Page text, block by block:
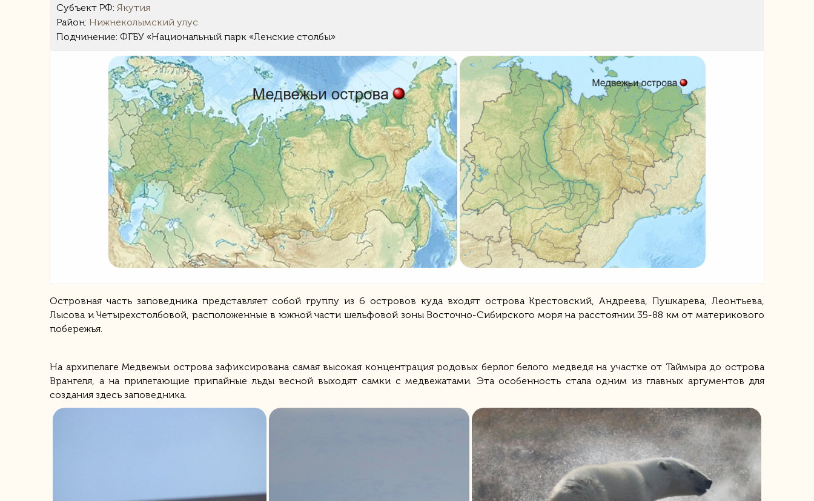
Субъект РФ: Якутия
Район: Нижнеколымский улус
Подчинение: ФГБУ «Национальный парк «Ленские столбы»
Островная часть заповедника представляет собой группу из 6 островов куда входят острова Крестовский, Андреева, Пушкарева, Леонтьева,
Лысова и Четырехстолбовой, расположенные в южной части шельфовой зоны Восточно-Сибирского моря на расстоянии 35-88 км от материкового
побережья.
На архипелаге Медвежьи острова зафиксирована самая высокая концентрация родовых берлог белого медведя на участке от Таймыра до острова
Врангеля, а на прилегающие припайные льды весной выходят самки с медвежатами. Эта особенность стала одним из главных аргументов для
создания здесь заповедника.